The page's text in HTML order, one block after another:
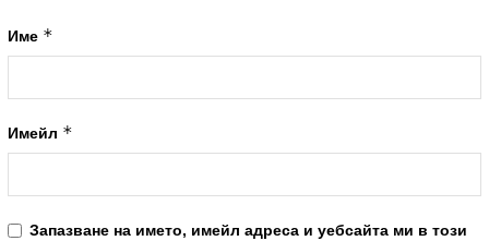
Име *
Имейл *
Запазване на името, имейл адреса и уебсайта ми в този